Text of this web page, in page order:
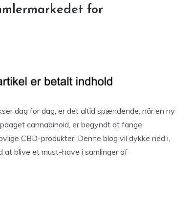
for
dag for dag, er det altid spændende, når en ny
cannabinoid, er begyndt at fange
CBD-produkter. Denne blog vil dykke ned i,
blive et must-have i samlinger af